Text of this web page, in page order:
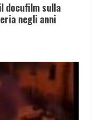
docufilm sulla
negli anni